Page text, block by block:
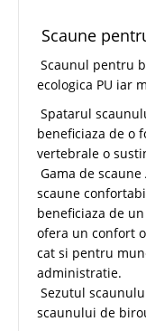
Scaune
Scaunul pentru
ecologica PU iar
Spatarul
beneficiaza de o
vertebrale o
Gama de
scaune
beneficiaza de
ofera un confort
cat si pentru
administratie.
Sezutul
scaunului de